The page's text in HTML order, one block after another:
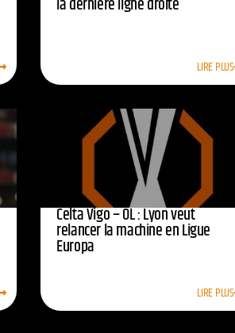
la dernière ligne droite
LIRE PLUS
Celta Vigo – OL : Lyon veut
relancer la machine en Ligue
Europa
LIRE PLUS